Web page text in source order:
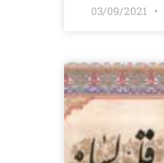
03/09/2021